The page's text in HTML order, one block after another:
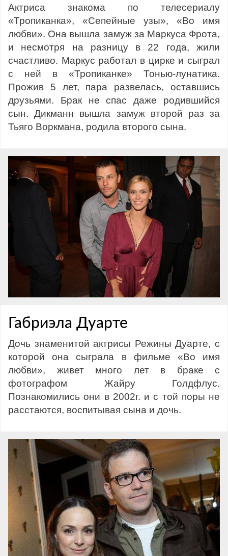
Актриса знакома по телесериалу
«Тропиканка», «Сепейные узы», «Во имя
любви». Она вышла замуж за Маркуса Фрота,
и несмотря на разницу в 22 года, жили
счастливо. Маркус работал в цирке и сыграл
с ней в «Тропиканке» Тонью-лунатика.
Прожив 5 лет, пара развелась, оставшись
друзьями. Брак не спас даже родившийся
сын. Дикманн вышла замуж второй раз за
Тьяго Воркмана, родила второго сына.
Габриэла Дуарте
Дочь знаменитой актрисы Режины Дуарте, с
которой она сыграла в фильме «Во имя
любви», живет много лет в браке с
фотографом Жайру Голдфлус.
Познакомились они в 2002г. и с той поры не
расстаются, воспитывая сына и дочь.